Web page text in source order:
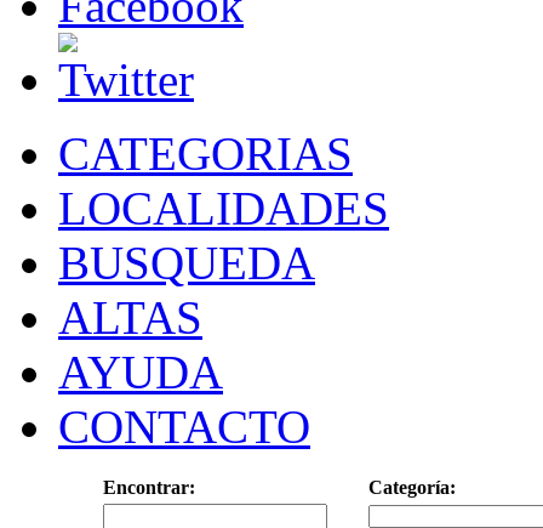
CATEGORIAS
LOCALIDADES
BUSQUEDA
ALTAS
AYUDA
CONTACTO
Encontrar: Categoría: